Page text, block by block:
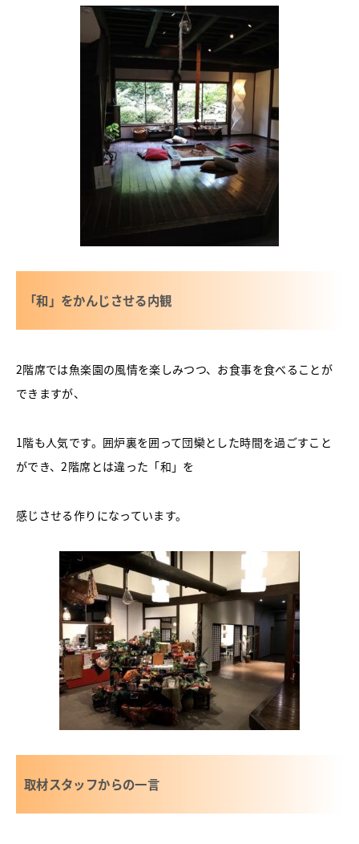
「和」をかんじさせる内観
2階席では魚楽園の風情を楽しみつつ、お食事を食べることが
できますが、
1階も人気です。囲炉裏を囲って団欒とした時間を過ごすこと
ができ、2階席とは違った「和」を
感じさせる作りになっています。
取材スタッフからの一言